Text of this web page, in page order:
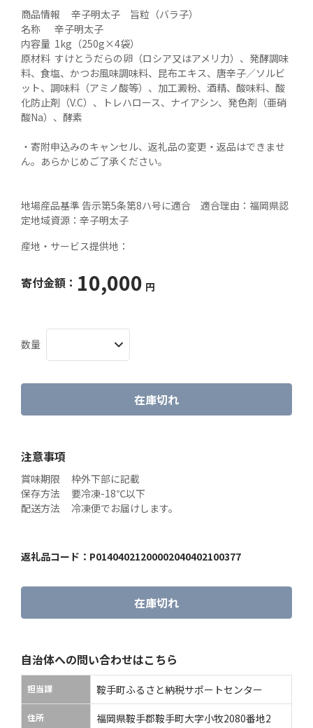
商品情報	辛子明太子　旨粒（バラ子）
名称	辛子明太子
内容量	1kg（250g×4袋）
原材料	すけとうだらの卵（ロシア又はアメリ力）、発酵調味
料、食塩、かつお風味調味料、昆布エキス、唐辛子／ソルビ
ット、調味料（アミノ酸等）、加工澱粉、酒精、酸味料、酸
化防止剤（V.C）、トレハロース、ナイアシン、発色剤（亜硝
酸Na）、酵素
・寄附申込みのキャンセル、返礼品の変更・返品はできませ
ん。あらかじめご了承ください。
地場産品基準 告示第5条第8ハ号に適合　適合理由：福岡県認
産地・サービス提供地：
寄付金額： 10,000 円
数量
在庫切れ
注意事項
賞味期限	枠外下部に記載
保存方法	要冷凍-18℃以下
配送方法	冷凍便でお届けします。
返礼品コード： P01404021200002040402100377
在庫切れ
自治体への問い合わせはこちら
担当課 鞍手町ふるさと納税サポートセンター
住所 福岡県鞍手郡鞍手町大字小牧2080番地2